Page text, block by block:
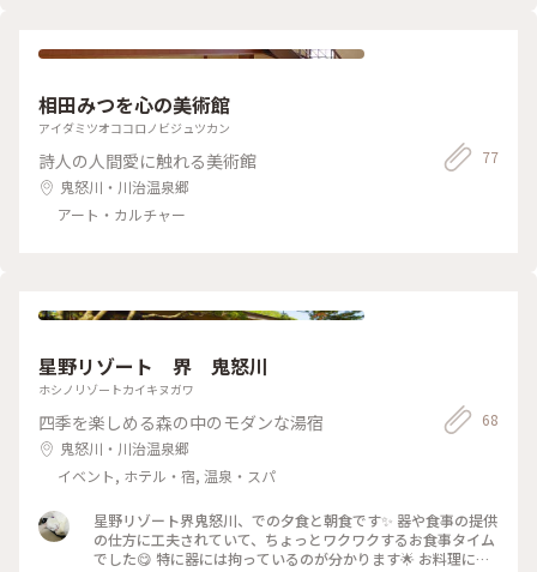
#益子日帰りドライブ #益子 #栃木 #わたしの街 #milkのミルキ
#和風カフェレストラン #ランチ #益子焼 #益子焼の食器で食事
街 #milkのオムライス図鑑 #milkのミルキーな毎日
相田みつを心の美術館
アイダミツオココロノビジュツカン
詩人の人間愛に触れる美術館
鬼怒川・川治温泉郷
アート・カルチャー
77
星野リゾート 界 鬼怒川
ホシノリゾートカイキヌガワ
四季を楽しめる森の中のモダンな湯宿
鬼怒川・川治温泉郷
イベント, ホテル・宿, 温泉・スパ
68
星野リゾート界鬼怒川、での夕食と朝食です✨ 器や食事の提供
の仕方に工夫されていて、ちょっとワクワクするお食事タイム
でした😋 特に器には拘っているのが分かります🌟 お料理にも